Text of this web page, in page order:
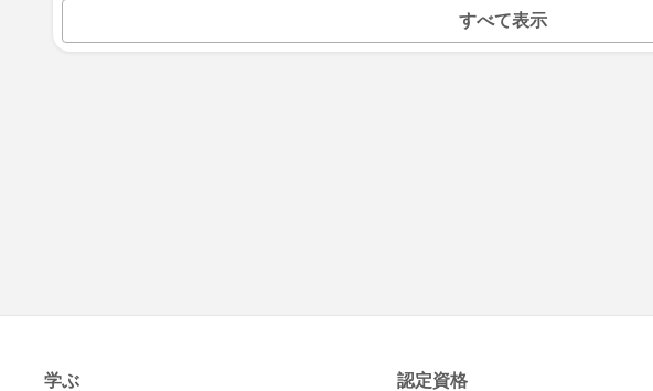
すべて表示